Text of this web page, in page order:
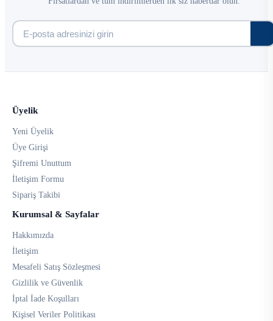
Üyelik
Yeni Üyelik
Üye Girişi
Şifremi Unuttum
İletişim Formu
Sipariş Takibi
Kurumsal & Sayfalar
Hakkımızda
İletişim
Mesafeli Satış Sözleşmesi
Gizlilik ve Güvenlik
İptal İade Koşulları
Kişisel Veriler Politikası